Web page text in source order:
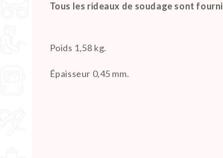
Tous les rideaux de soudage sont
Poids 1,58 kg.
Épaisseur 0,45 mm.